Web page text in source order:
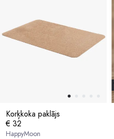
Korķkoka paklājs
€ 32
HappyMoon